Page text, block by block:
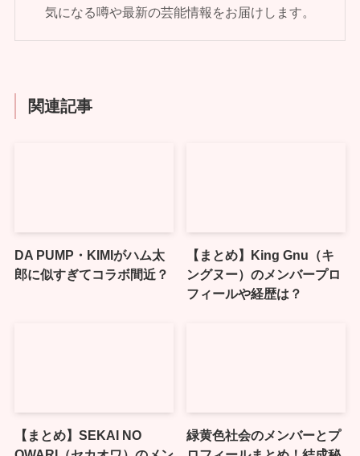
気になる噂や最新の芸能情報をお届けします。
関連記事
DA PUMP・KIMIがハム太
郎に似すぎてコラボ間近？
【まとめ】King Gnu（キ
ングヌー）のメンバープロ
フィールや経歴は？
【まとめ】SEKAI NO
緑黄色社会のメンバーとプ